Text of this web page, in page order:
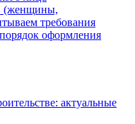
(женщины,
требования
порядок оформления
актуальные